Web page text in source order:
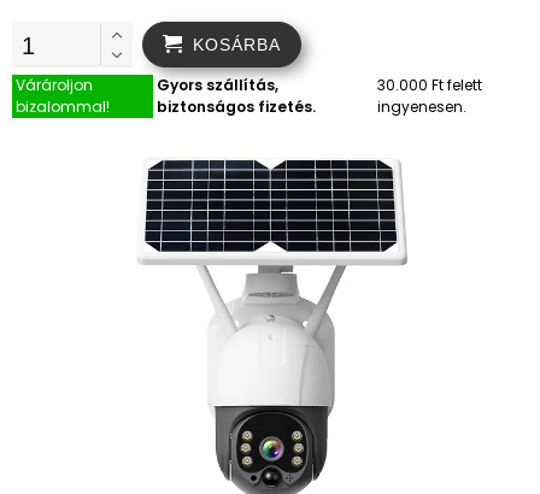
KOSÁRBA
Várároljon
bizalommal!
Gyors szállítás,
biztonságos fizetés.
30.000 Ft felett
ingyenesen.